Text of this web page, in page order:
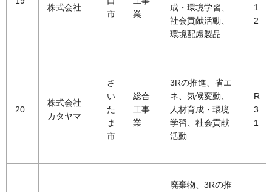
株式会社
市
業
成・環境学習、
社会貢献活動、
環境配慮製品
1
2
20
株式会社
カタヤマ
さ
い
た
ま
市
総合
工事
業
3Rの推進、省エ
ネ、気候変動、
人材育成・環境
学習、社会貢献
活動
R
3.
1
廃棄物、3Rの推